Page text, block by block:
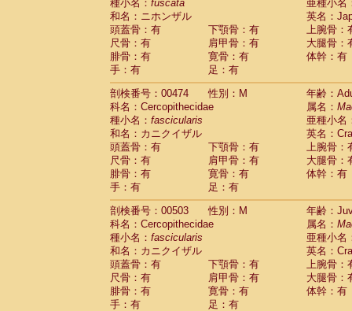
種小名： fuscata
亜種小名
和名：ニホンザル
英名：
頭蓋骨：有
下顎骨：有
上腕骨：
尺骨：有
肩甲骨：有
大腿骨：
腓骨：有
寛骨：有
体幹：有
手：有
足：有
剖検番号：00474
性別：M
年齢：
科名：Cercopithecidae
属名：
種小名： fascicularis
亜種小名
和名：カニクイザル
英名：
頭蓋骨：有
下顎骨：有
上腕骨：
尺骨：有
肩甲骨：有
大腿骨：
腓骨：有
寛骨：有
体幹：有
手：有
足：有
剖検番号：00503
性別：M
年齢：
科名：Cercopithecidae
属名：
種小名： fascicularis
亜種小名
和名：カニクイザル
英名：
頭蓋骨：有
下顎骨：有
上腕骨：
尺骨：有
肩甲骨：有
大腿骨：
腓骨：有
寛骨：有
体幹：有
手：有
足：有